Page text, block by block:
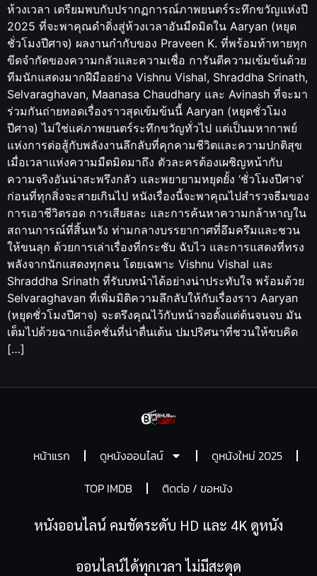
ห้วงเวลา เตรียมพบกับปรากฏการณ์ภาพยนตร์ระทึกขวัญแห่งปี
2025 ที่จะพาคุณดำดิ่งสู่ห้วงเวลาอันมืดมิดใน Aaryan (หยุด
ชั่วโมงปีศาจ) ผลงานกำกับของ Praveen K. ที่พร้อมท้าทายทุก
ขีดจำกัดของความกลัวและความเชื่อ การันตีความเข้มข้นด้วย
ทีมนักแสดงมากฝีมืออย่าง Vishnu Vishal, Shraddha Srinath,
Selvaraghavan, Maanasa Chaudhary และ Avinash ที่จะมา
ร่วมกันถ่ายทอดเรื่องราวสุดเข้มข้นนี้ Aaryan (หยุดชั่วโมง
ปีศาจ) ไม่ใช่แค่ภาพยนตร์ระทึกขวัญทั่วไป แต่เป็นมหากาพย์
แห่งการต่อสู้กับพลังงานลึกลับที่คุกคามชีวิตและความปกติสุข
เมื่อเวลาแห่งความมืดมิดมาถึง ตัวละครต้องเผชิญหน้ากับ
ความจริงอันน่าสะพรึงกลัว และพยายามหยุดยั้ง ‘ชั่วโมงปีศาจ’
ก่อนที่ทุกสิ่งจะสายเกินไป หนังเรื่องนี้จะพาคุณไปสำรวจธีมของ
การเอาชีวิตรอด การเสียสละ และการค้นหาความกล้าหาญใน
สถานการณ์ที่สิ้นหวัง ท่ามกลางบรรยากาศที่อึมครึมและชวน
ให้ขนลุก ด้วยการเล่าเรื่องที่กระชับ ฉับไว และการแสดงที่ทรง
พลังจากนักแสดงทุกคน โดยเฉพาะ Vishnu Vishal และ
Shraddha Srinath ที่รับบทนำได้อย่างน่าประทับใจ พร้อมด้วย
Selvaraghavan ที่เพิ่มมิติความลึกลับให้กับเรื่องราว Aaryan
(หยุดชั่วโมงปีศาจ) จะตรึงคุณไว้กับหน้าจอตั้งแต่ต้นจนจบ มัน
เต็มไปด้วยฉากแอ็คชั่นที่น่าตื่นเต้น ปมปริศนาที่ชวนให้ขบคิด
[…]
หน้าแรก ดูหนังออนไลน์
ดูหนังใหม่ 2025
TOP IMDB
ติดต่อ / ขอหนัง
หนังออนไลน์ คมชัดระดับ HD และ 4K ดูหนัง
ออนไลน์ได้ทุกเวลา ไม่มีสะดุด